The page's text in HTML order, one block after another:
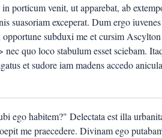
porticum venit, ut apparebat, ab
suasoriam exceperat. Dum ergo
subduxi me et cursim
quo loco stabulum esset sciebam.
et sudore iam madens accedo
ego habitem?" Delectata est illa
me praecedere. Divinam ego